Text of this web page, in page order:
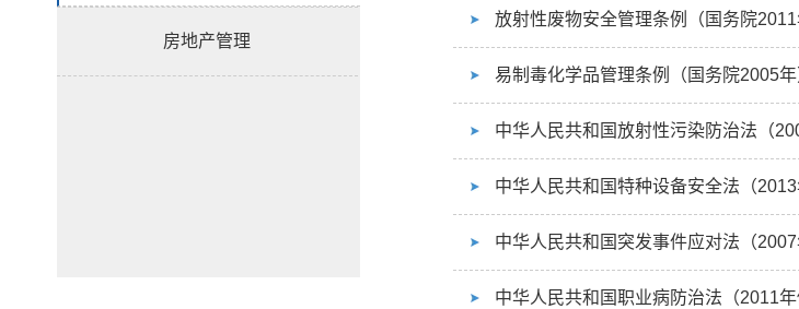
房地产管理
放射性废物安全管理条例（国务院2011
易制毒化学品管理条例（国务院2005年
中华人民共和国放射性污染防治法（
中华人民共和国特种设备安全法（2013
中华人民共和国突发事件应对法（2007
中华人民共和国职业病防治法（2011年